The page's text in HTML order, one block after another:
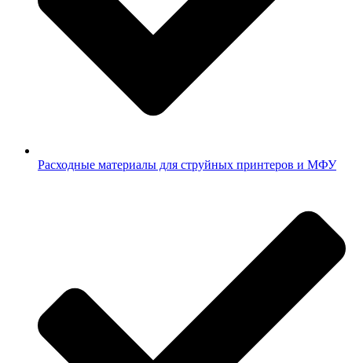
Расходные материалы для струйных принтеров и МФУ